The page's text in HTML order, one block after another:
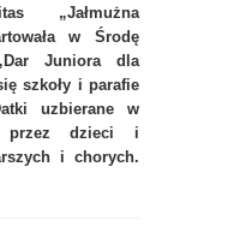
„Jałmużna
w Środę
Juniora dla
szkoły i parafie
uzbierane w
przez dzieci i
i chorych.